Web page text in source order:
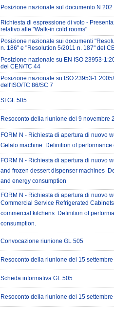
Posizione nazionale sul documento N
Richiesta di espressione di voto -
relativo alle "Walk-in cold rooms"
Posizione nazionale sui documenti
n. 186" e "Resolution 5/2011 n. 187" del
Posizione nazionale su EN ISO 23953-
del CEN/TC 44
Posizione nazionale su ISO 23953-
dell'ISO/TC 86/SC 7
SI GL 505
Resoconto della riunione del 9 novembre
FORM N - Richiesta di apertura di nuovo
Gelato machine  Definition of
FORM N - Richiesta di apertura di nuovo
and frozen dessert dispenser machines 
and energy consumption
FORM N - Richiesta di apertura di nuovo
Commercial Service Refrigerated
commercial kitchens  Definition of
consumption.
Convocazione riunione GL 505
Resoconto della riunione del 15
Scheda informativa GL 505
Resoconto della riunione del 15